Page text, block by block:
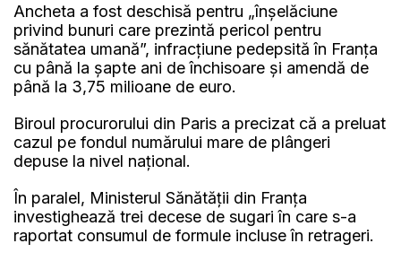
Ancheta a fost deschisă pentru „înşelăciune
privind bunuri care prezintă pericol pentru
sănătatea umană”, infracţiune pedepsită în Franţa
cu până la şapte ani de închisoare şi amendă de
până la 3,75 milioane de euro.
Biroul procurorului din Paris a precizat că a preluat
cazul pe fondul numărului mare de plângeri
depuse la nivel naţional.
În paralel, Ministerul Sănătăţii din Franţa
investighează trei decese de sugari în care s-a
raportat consumul de formule incluse în retrageri.